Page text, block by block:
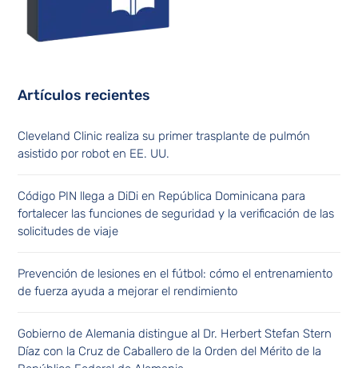
Artículos recientes
Cleveland Clinic realiza su primer trasplante de pulmón
asistido por robot en EE. UU.
Código PIN llega a DiDi en República Dominicana para
fortalecer las funciones de seguridad y la verificación de las
solicitudes de viaje
Prevención de lesiones en el fútbol: cómo el entrenamiento
de fuerza ayuda a mejorar el rendimiento
Gobierno de Alemania distingue al Dr. Herbert Stefan Stern
Díaz con la Cruz de Caballero de la Orden del Mérito de la